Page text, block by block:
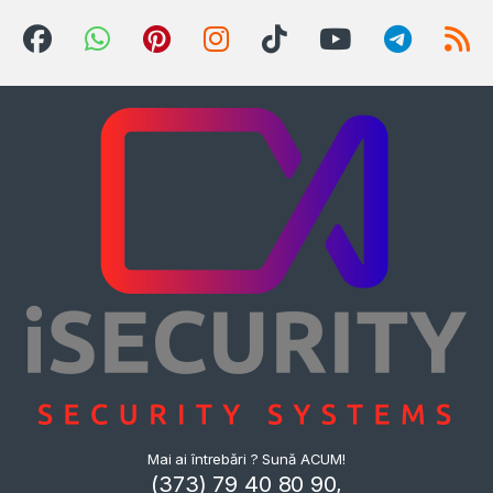
Mai ai întrebări ? Sună ACUM!
(373) 79 40 80 90,